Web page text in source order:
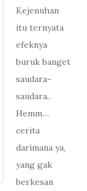
Kejenuhan
itu ternyata
efeknya
buruk banget
saudara-
saudara..
Hemm…
cerita
darimana ya,
yang gak
berkesan